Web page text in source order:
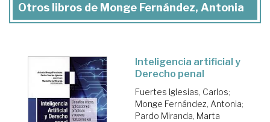
Otros libros de Monge Fernández, Antonia
Inteligencia artificial y
Derecho penal
Fuertes Iglesias, Carlos;
Monge Fernández, Antonia;
Pardo Miranda, Marta